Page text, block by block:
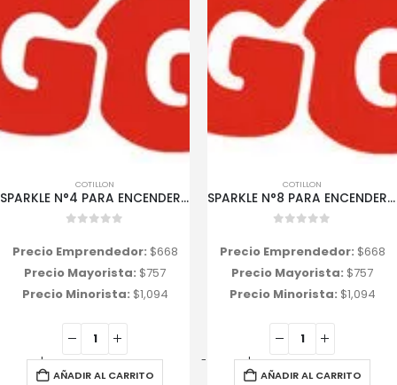
COTILLON
SPARKLE N°4 PARA ENCENDER CHISPITAS
Precio Emprendedor: $668
Precio Mayorista: $757
Precio Minorista: $1,094
AÑADIR AL CARRITO
COTILLON
SPARKLE N°8 PARA ENCENDER CHISPITAS
Precio Emprendedor: $668
Precio Mayorista: $757
Precio Minorista: $1,094
AÑADIR AL CARRITO
+ - +